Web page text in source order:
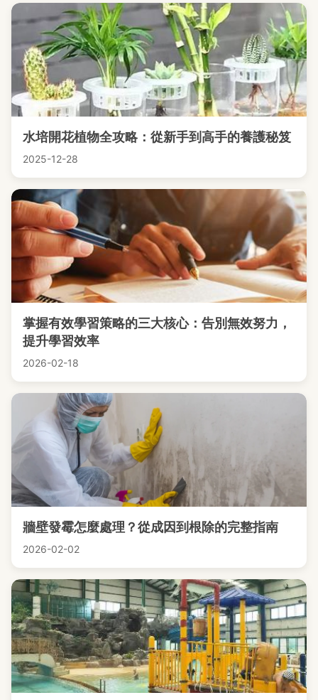
水培開花植物全攻略：從新手到高手的養護秘笈
2025-12-28
掌握有效學習策略的三大核心：告別無效努力，
提升學習效率
2026-02-18
牆壁發霉怎麼處理？從成因到根除的完整指南
2026-02-02